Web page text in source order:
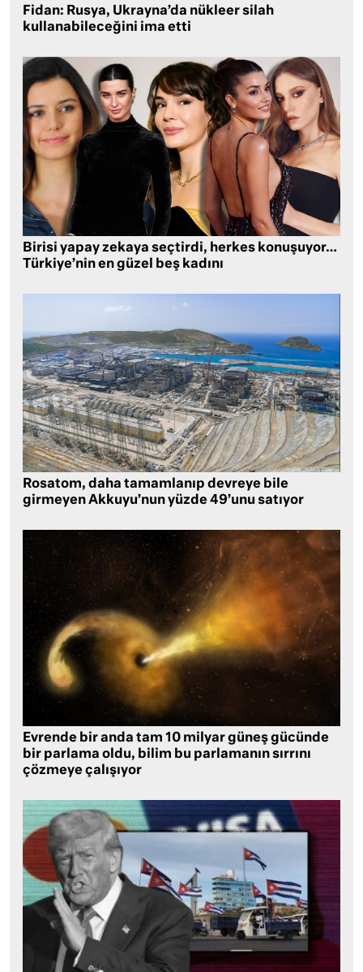
Fidan: Rusya, Ukrayna’da nükleer silah
kullanabileceğini ima etti
Birisi yapay zekaya seçtirdi, herkes konuşuyor…
Türkiye’nin en güzel beş kadını
Rosatom, daha tamamlanıp devreye bile
girmeyen Akkuyu’nun yüzde 49’unu satıyor
Evrende bir anda tam 10 milyar güneş gücünde
bir parlama oldu, bilim bu parlamanın sırrını
çözmeye çalışıyor